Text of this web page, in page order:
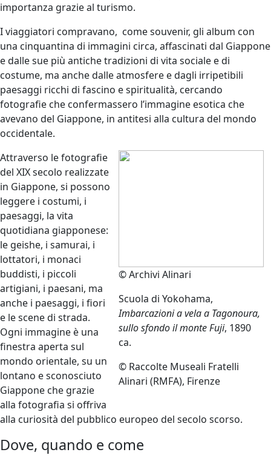
importanza grazie al turismo.
I viaggiatori compravano, come souvenir, gli album con
una cinquantina di immagini circa, affascinati dal Giappone
e dalle sue più antiche tradizioni di vita sociale e di
costume, ma anche dalle atmosfere e dagli irripetibili
paesaggi ricchi di fascino e spiritualità, cercando
fotografie che confermassero l’immagine esotica che
avevano del Giappone, in antitesi alla cultura del mondo
occidentale.
© Archivi Alinari
Scuola di Yokohama,
Imbarcazioni a vela a Tagonoura,
sullo sfondo il monte Fuji, 1890
ca.
© Raccolte Museali Fratelli
Alinari (RMFA), Firenze
Attraverso le fotografie
del XIX secolo realizzate
in Giappone, si possono
leggere i costumi, i
paesaggi, la vita
quotidiana giapponese:
le geishe, i samurai, i
lottatori, i monaci
buddisti, i piccoli
artigiani, i paesani, ma
anche i paesaggi, i fiori
e le scene di strada.
Ogni immagine è una
finestra aperta sul
mondo orientale, su un
lontano e sconosciuto
Giappone che grazie
alla fotografia si offriva
alla curiosità del pubblico europeo del secolo scorso.
Dove, quando e come